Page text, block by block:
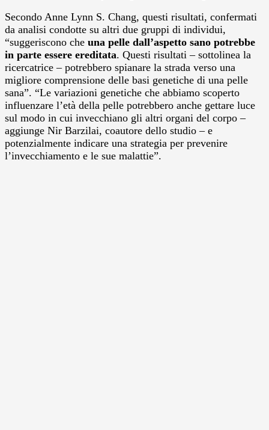
Secondo Anne Lynn S. Chang, questi risultati, confermati
da analisi condotte su altri due gruppi di individui,
“suggeriscono che una pelle dall’aspetto sano potrebbe
in parte essere ereditata. Questi risultati – sottolinea la
ricercatrice – potrebbero spianare la strada verso una
migliore comprensione delle basi genetiche di una pelle
sana”. “Le variazioni genetiche che abbiamo scoperto
influenzare l’età della pelle potrebbero anche gettare luce
sul modo in cui invecchiano gli altri organi del corpo –
aggiunge Nir Barzilai, coautore dello studio – e
potenzialmente indicare una strategia per prevenire
l’invecchiamento e le sue malattie”.